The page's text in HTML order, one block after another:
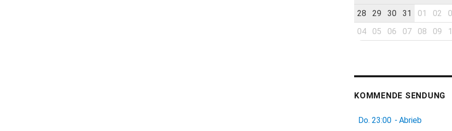
28
29 30 31 01 02
04
05 06 07 08 09
KOMMENDE SENDUNG
Do. 23:00 - Abrieb